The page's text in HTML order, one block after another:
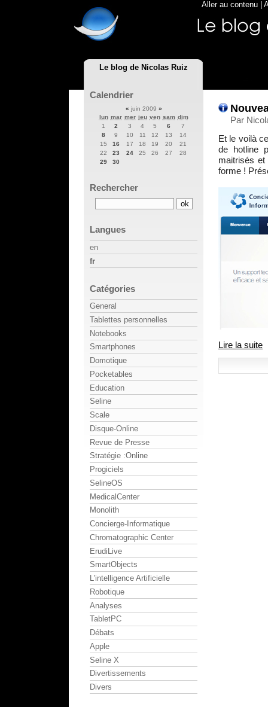
Le blog de Nicolas Ruiz
Aller au contenu
Par
Et le voilà
de hotline
maitrisés
forme !
Lire la suite
Calendrier
« juin 2009 »
lun mar mer jeu ven sam dim
1
2 3 4 5 6
7
8
9 10 11 12 13
14
15
16 17 18 19 20
21
22
23 24 25 26 27
28
29
30
Rechercher
Langues
en
fr
Catégories
General
Tablettes personnelles
Notebooks
Smartphones
Domotique
Pocketables
Education
Seline
Scale
Disque-Online
Revue de Presse
Stratégie :Online
Progiciels
SelineOS
MedicalCenter
Monolith
Concierge-Informatique
Chromatographic Center
ErudiLive
SmartObjects
L'intelligence Artificielle
Robotique
Analyses
TabletPC
Débats
Apple
Seline X
Divertissements
Divers